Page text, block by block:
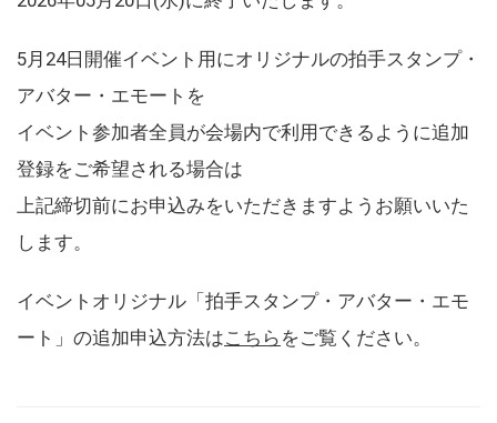
5月24日開催イベント用にオリジナルの拍手スタンプ・
アバター・エモートを
イベント参加者全員が会場内で利用できるように追加
登録をご希望される場合は
上記締切前にお申込みをいただきますようお願いいた
します。
イベントオリジナル「拍手スタンプ・アバター・エモ
ート」の追加申込方法はこちら をご覧ください。